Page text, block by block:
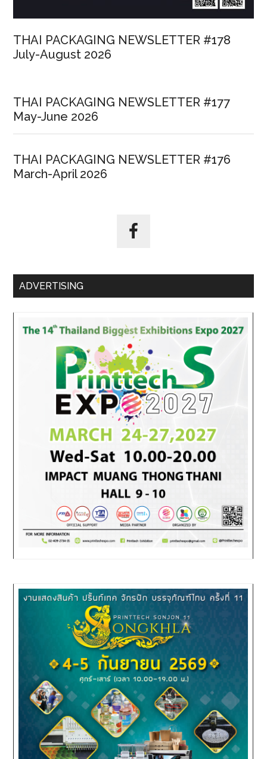
THAI PACKAGING NEWSLETTER #178
July-August 2026
THAI PACKAGING NEWSLETTER #177
May-June 2026
THAI PACKAGING NEWSLETTER #176
March-April 2026
ADVERTISING